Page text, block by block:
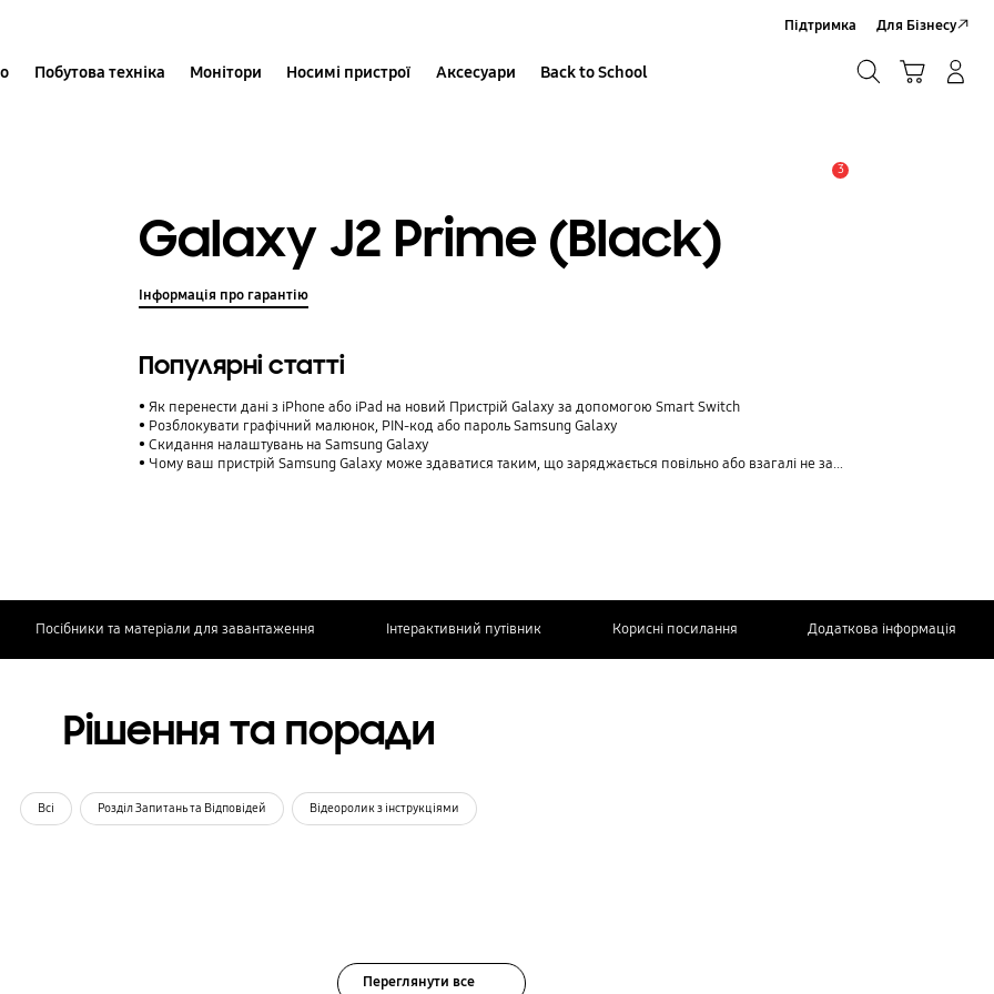
Побутова техніка Монітори Носимі пристрої Аксесуари Back to School
Підтримка Для Бізнесу
3
Galaxy J2 Prime (Black)
Інформація про гарантію
Популярні статті
Як перенести дані з iPhone або iPad на новий Пристрій Galaxy за допомогою Smart Switch
Розблокувати графічний малюнок, PIN-код або пароль Samsung Galaxy
Cкидання налаштувань на Samsung Galaxy
Чому ваш пристрій Samsung Galaxy може здаватися таким, що заряджається повільно або взагалі не заряджається
Посібники та матеріали для завантаження Інтерактивний путівник Корисні посилання Додаткова інформація
Рішення та поради
Всі Розділ Запитань та Відповідей Відеоролик з інструкціями
Переглянути все